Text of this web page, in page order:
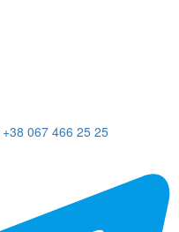
+38 067 466 25 25